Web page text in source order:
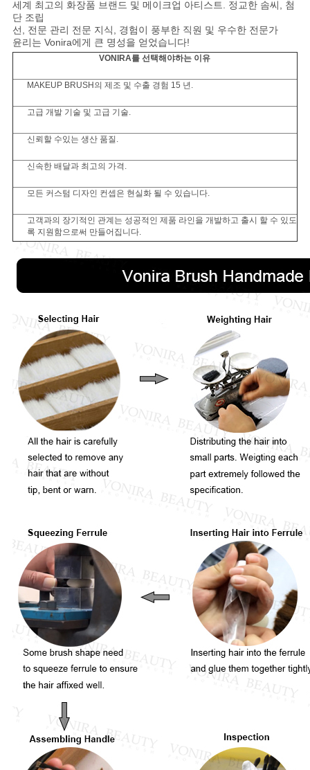
세계 최고의 화장품 브랜드 및 메이크업 아티스트. 정교한 솜씨, 첨
단 조립
선, 전문 관리 전문 지식, 경험이 풍부한 직원 및 우수한 전문가
윤리는 Vonira에게 큰 명성을 얻었습니다!
VONIRA를 선택해야하는 이유
MAKEUP BRUSH의 제조 및 수출 경험 15 년.
고급 개발 기술 및 고급 기술.
신뢰할 수있는 생산 품질.
신속한 배달과 최고의 가격.
모든 커스텀 디자인 컨셉은 현실화 될 수 있습니다.
고객과의 장기적인 관계는 성공적인 제품 라인을 개발하고 출시 할 수 있도
록 지원함으로써 만들어집니다.